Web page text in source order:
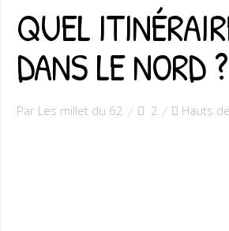
QUEL
DANS LE NORD ?
Par Les millet du 62 2 Hauts